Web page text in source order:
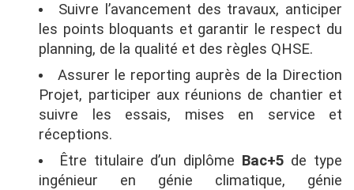
Suivre l’avancement des travaux, anticiper
les points bloquants et garantir le respect du
planning, de la qualité et des règles QHSE.
Assurer le reporting auprès de la Direction
Projet, participer aux réunions de chantier et
suivre les essais, mises en service et
réceptions.
Être titulaire d’un diplôme Bac+5 de type
ingénieur en génie climatique, génie